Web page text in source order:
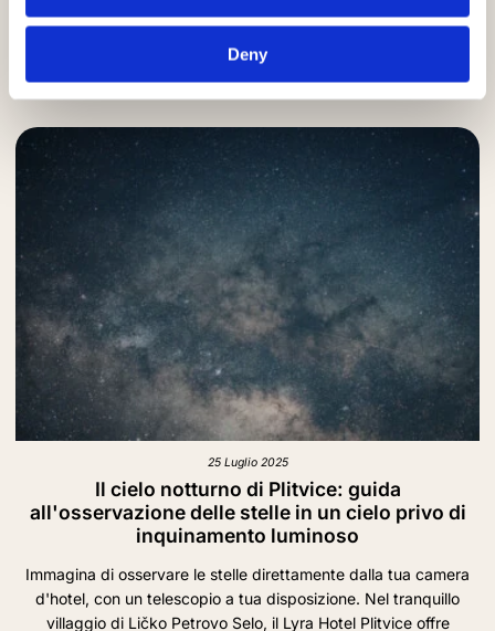
Deny
Articoli correlati
25 Luglio 2025
Il cielo notturno di Plitvice: guida
all'osservazione delle stelle in un cielo privo di
inquinamento luminoso
Immagina di osservare le stelle direttamente dalla tua camera
d'hotel, con un telescopio a tua disposizione. Nel tranquillo
villaggio di Ličko Petrovo Selo, il Lyra Hotel Plitvice offre